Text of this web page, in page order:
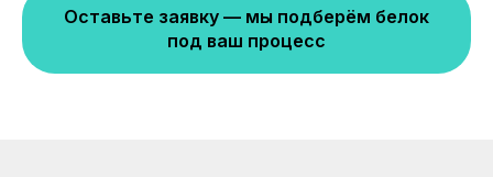
Оставьте заявку — мы подберём белок
под ваш процесс